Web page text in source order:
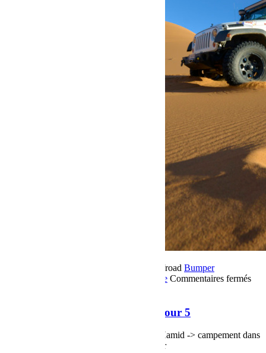
Par Martial BumperOffroad Bumper
Voyage Commentaires fermés
Raid Sahara Tour Maroc 2018 Jour 5
Raid Sahara Tour Maroc 2018 Jour 4, M'Hamid -> campement dans
les dunes de Chegaga par la piste du Dakar